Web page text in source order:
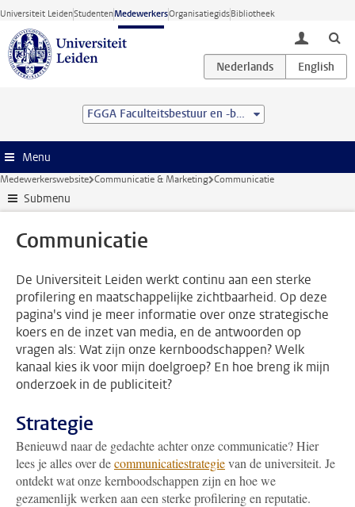
Ga direct naar de inhoud
Universiteit LeidenStudentenMedewerkersOrganisatiegidsBibliotheek
toggle
FGGA Faculteitsbestuur en -bureau
Menu
Medewerkerswebsite Communicatie & Marketing Communicatie
Submenu
Communicatie
De Universiteit Leiden werkt continu aan een sterke
profilering en maatschappelijke zichtbaarheid. Op deze
pagina's vind je meer informatie over onze strategische
koers en de inzet van media, en de antwoorden op
vragen als: Wat zijn onze kernboodschappen? Welk
kanaal kies ik voor mijn doelgroep? En hoe breng ik mijn
onderzoek in de publiciteit?
Strategie
Benieuwd naar de gedachte achter onze communicatie? Hier
lees je alles over decommunicatiestrategievan de universiteit. Je
ontdekt wat onze kernboodschappen zijn en hoe we
gezamenlijk werken aan een sterke profilering en reputatie.